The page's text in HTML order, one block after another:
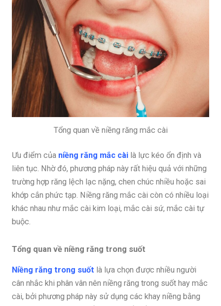
Tổng quan về niềng răng mắc cài
Ưu điểm của niềng răng mắc cài là lực kéo ổn định và
liên tục. Nhờ đó, phương pháp này rất hiệu quả với những
trường hợp răng lệch lạc nặng, chen chúc nhiều hoặc sai
khớp cắn phức tạp. Niềng răng mắc cài còn có nhiều loại
khác nhau như mắc cài kim loại, mắc cài sứ, mắc cài tự
buộc.
Tổng quan về niềng răng trong suốt
Niềng răng trong suốt là lựa chọn được nhiều người
cân nhắc khi phân vân nên niềng răng trong suốt hay mắc
cài, bởi phương pháp này sử dụng các khay niềng bằng